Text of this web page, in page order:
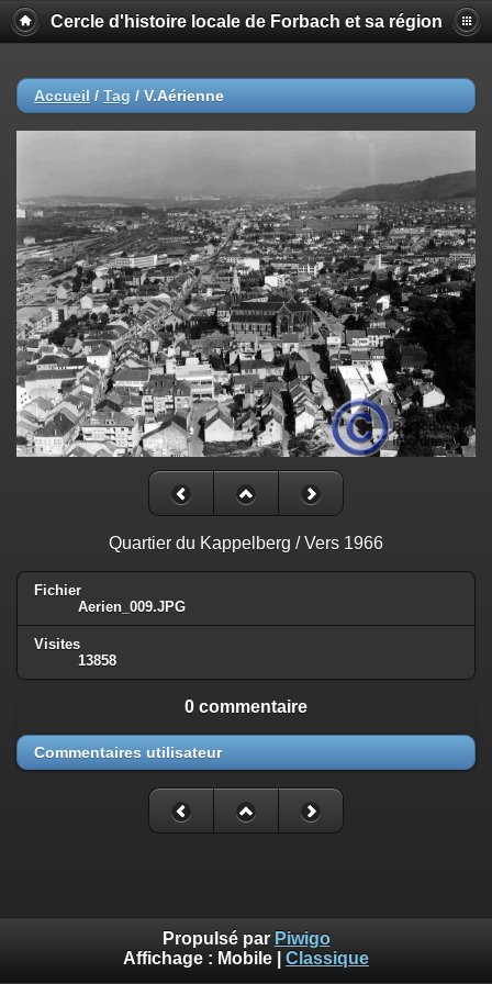
Cercle d'histoire locale de Forbach et sa région
Accueil / Tag / V.Aérienne
Quartier du Kappelberg / Vers 1966
Fichier
Aerien_009.JPG
Visites
13858
0 commentaire
Commentaires utilisateur
Propulsé par Piwigo
Affichage : Mobile Classique